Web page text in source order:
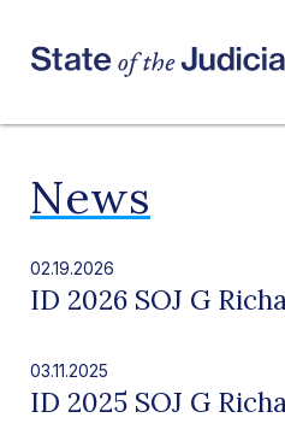
News
02.19.2026
ID 2026 SOJ G
03.11.2025
ID 2025 SOJ G